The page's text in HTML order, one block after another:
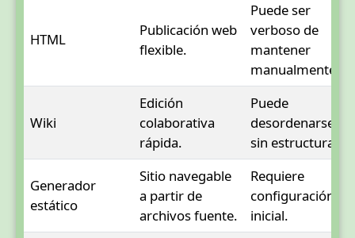
HTML
Publicación web
flexible.
Puede ser
verboso de
mantener
manualmente.
Wiki
Edición
colaborativa
rápida.
Puede
desordenarse
sin estructura.
Generador
estático
Sitio navegable
a partir de
archivos fuente.
Requiere
configuración
inicial.